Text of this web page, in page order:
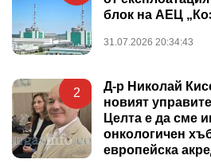
блок на АЕЦ
31.07.2026 20:34:43
2
Д-р Николай
новият
Целта е да сме
онкологичен
европейска